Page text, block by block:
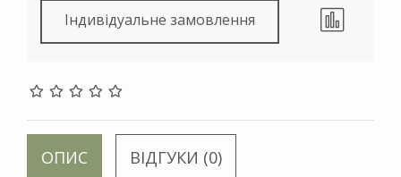
Індивідуальне замовлення
ОПИС ВІДГУКИ (0)